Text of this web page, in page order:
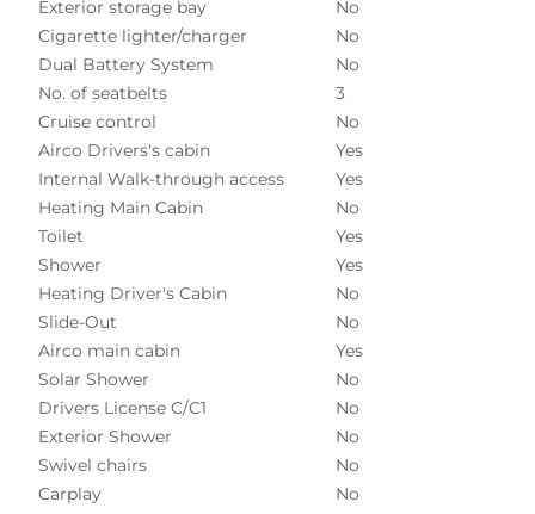
Exterior storage bay
No
Cigarette lighter/charger
No
Dual Battery System
No
No. of seatbelts
3
Cruise control
No
Airco Drivers's cabin
Yes
Internal Walk-through access
Yes
Heating Main Cabin
No
Toilet
Yes
Shower
Yes
Heating Driver's Cabin
No
Slide-Out
No
Airco main cabin
Yes
Solar Shower
No
Drivers License C/C1
No
Exterior Shower
No
Swivel chairs
No
Carplay
No